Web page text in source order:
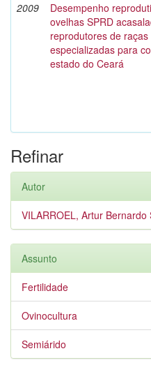
2009
Desempenho
ovelhas SPRD
reprodutores de raças
especializadas para
estado do Ceará
Refinar
Autor
VILARROEL, Artur Bernardo
Assunto
Fertilidade
Ovinocultura
Semiárido